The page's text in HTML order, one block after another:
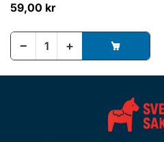
59,00 kr
− +